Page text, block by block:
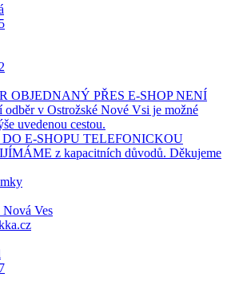
OBJEDNANÝ PŘES E-SHOP NENÍ
v Ostrožské Nové Vsi je možné
uvedenou cestou.
E-SHOPU TELEFONICKOU
z kapacitních důvodů. Děkujeme
Nová Ves